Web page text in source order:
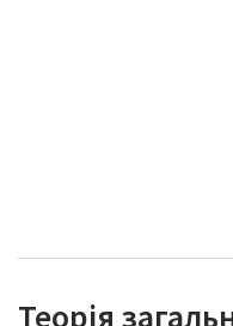
Теорія